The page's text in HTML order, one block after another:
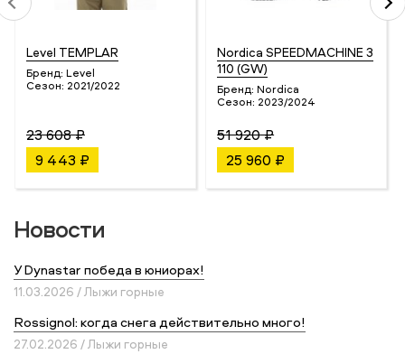
Level TEMPLAR
Бренд: Level
Сезон: 2021/2022
23 608 ₽
9 443 ₽
Nordica SPEEDMACHINE 3
110 (GW)
Бренд: Nordica
Сезон: 2023/2024
51 920 ₽
25 960 ₽
Новости
У Dynastar победа в юниорах!
11.03.2026 / Лыжи горные
Rossignol: когда снега действительно много!
27.02.2026 / Лыжи горные